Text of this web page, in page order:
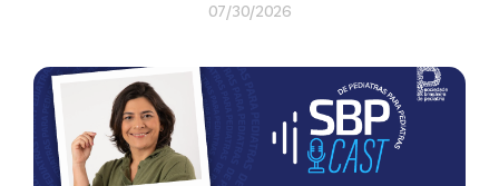
07/30/2026